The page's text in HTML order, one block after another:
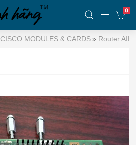
0
CISCO MODULES & CARDS » Router AIM